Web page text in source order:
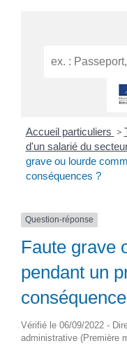
Accueil particuliers >
d'un salarié du
grave ou lourde
conséquences ?
Question-réponse
Faute grave
pendant un
Vérifié le 06/09/2022 -
administrative (Première